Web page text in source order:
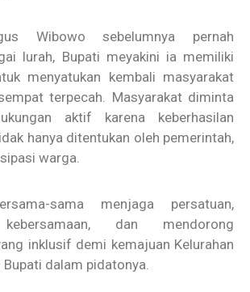
Wibowo sebelumnya pernah
lurah, Bupati meyakini ia memiliki
menyatukan kembali masyarakat
terpecah. Masyarakat diminta
aktif karena keberhasilan
hanya ditentukan oleh pemerintah,
warga.
sama menjaga persatuan,
dan mendorong
inklusif demi kemajuan Kelurahan
Bupati dalam pidatonya.